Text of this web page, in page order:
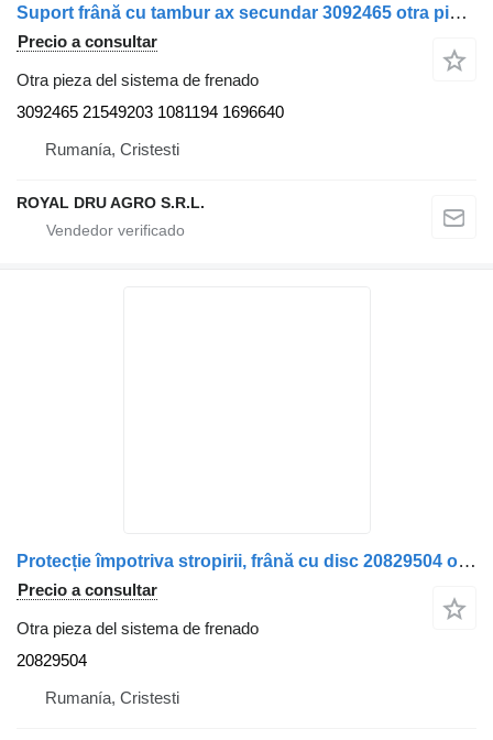
Suport frână cu tambur ax secundar 3092465 otra pieza del sistema de frenado para Volvo camión
Precio a consultar
Otra pieza del sistema de frenado
3092465 21549203 1081194 1696640
Rumanía, Cristesti
ROYAL DRU AGRO S.R.L.
Protecție împotriva stropirii, frână cu disc 20829504 otra pieza del sistema de frenado para Volvo camión
Precio a consultar
Otra pieza del sistema de frenado
20829504
Rumanía, Cristesti